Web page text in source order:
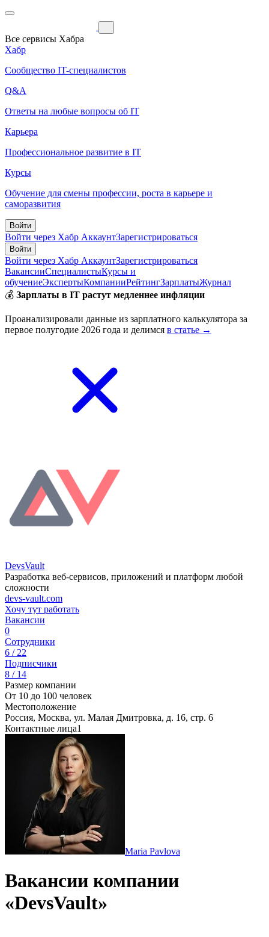
Все сервисы Хабра
Хабр
Сообщество IT-специалистов
Q&A
Ответы на любые вопросы об IT
Карьера
Профессиональное развитие в IT
Курсы
Обучение для смены профессии, роста в карьере и
саморазвития
Войти
Войти через Хабр АккаунтЗарегистрироваться
Войти
Войти через Хабр АккаунтЗарегистрироваться
ВакансииСпециалистыКурсы и
обучениеЭкспертыКомпанииРейтингЗарплатыЖурнал
💰 Зарплаты в IT растут медленнее инфляции
Проанализировали данные из зарплатного калькулятора за
первое полугодие 2026 года и делимся в статье →
DevsVault
Разработка веб-сервисов, приложений и платформ любой
сложности
devs-vault.com
Хочу тут работать
Вакансии
0
Сотрудники
6 / 22
Подписчики
8 / 14
Размер компании
От 10 до 100 человек
Местоположение
Россия, Москва, ул. Малая Дмитровка, д. 16, стр. 6
Контактные лица1
Maria Pavlova
Вакансии компании
«DevsVault»